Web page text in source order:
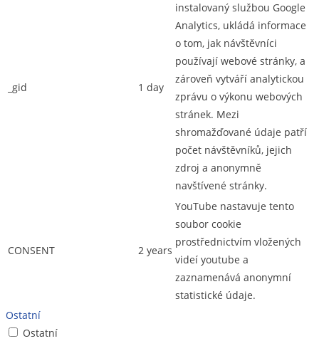
_gid 1 day
instalovaný službou Google
Analytics, ukládá informace
o tom, jak návštěvníci
používají webové stránky, a
zároveň vytváří analytickou
zprávu o výkonu webových
stránek. Mezi
shromažďované údaje patří
počet návštěvníků, jejich
zdroj a anonymně
navštívené stránky.
CONSENT 2 years
YouTube nastavuje tento
soubor cookie
prostřednictvím vložených
videí youtube a
zaznamenává anonymní
statistické údaje.
Ostatní
Ostatní